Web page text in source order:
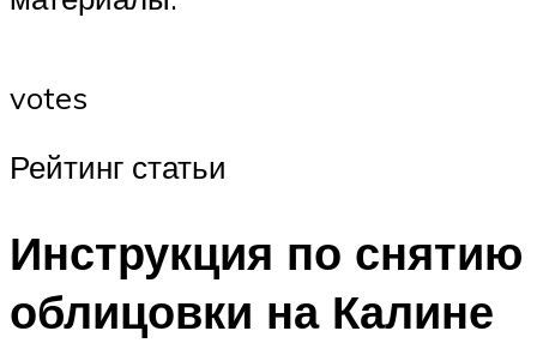
votes
Рейтинг статьи
Инструкция по снятию
облицовки на Калине